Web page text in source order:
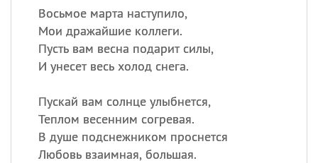
Восьмое марта наступило,
Мои дражайшие коллеги.
Пусть вам весна подарит силы,
И унесет весь холод снега.
Пускай вам солнце улыбнется,
Теплом весенним согревая.
В душе подснежником проснется
Любовь взаимная, большая.